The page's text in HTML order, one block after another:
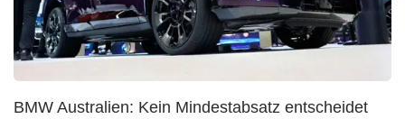
BMW Australien: Kein Mindestabsatz entscheidet